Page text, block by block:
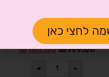
סט 8 צינורות
מוזיקליים מכוונים
₪199.00
₪163.00
-
+
לחצי כאן